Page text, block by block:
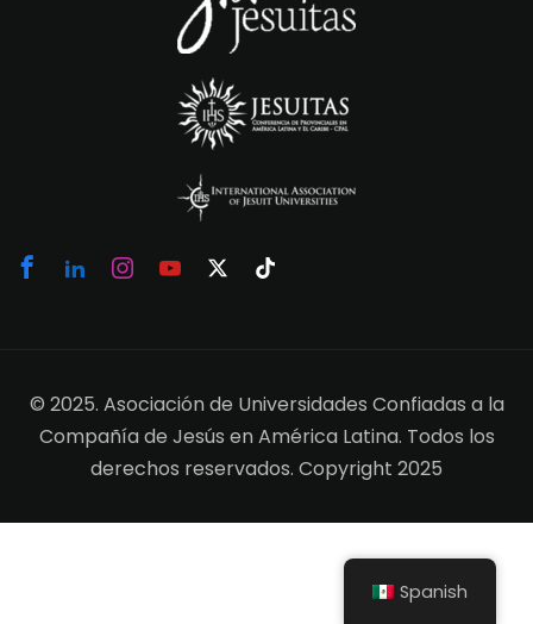
© 2025. Asociación de Universidades Confiadas a la
Compañía de Jesús en América Latina. Todos los
derechos reservados. Copyright 2025
Spanish